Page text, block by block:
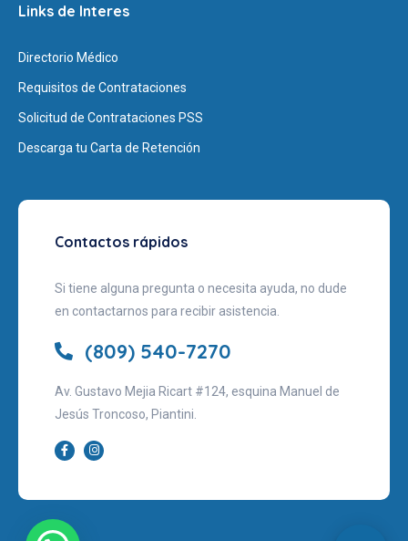
Links de Interes
Directorio Médico
Requisitos de Contrataciones
Solicitud de Contrataciones PSS
Descarga tu Carta de Retención
Contactos rápidos
Si tiene alguna pregunta o necesita ayuda, no dude
en contactarnos para recibir asistencia.
(809) 540-7270
Av. Gustavo Mejia Ricart #124, esquina Manuel de
Jesús Troncoso, Piantini.